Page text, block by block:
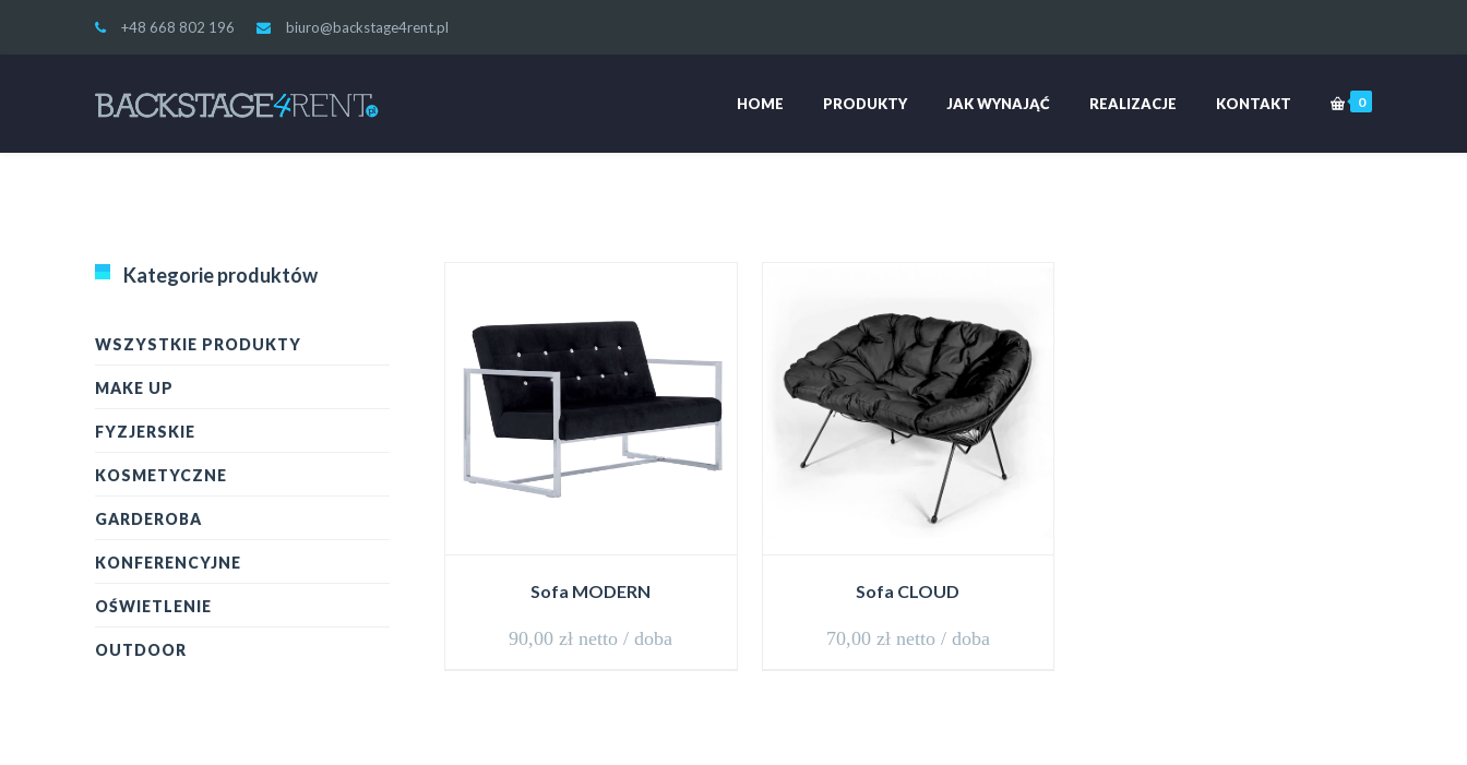
+48 668 802 196 biuro@backstage4rent.pl
0
HOME PRODUKTY JAK WYNAJĄĆ REALIZACJE KONTAKT
Sofa MODERN
90,00 zł netto / doba
Sofa CLOUD
70,00 zł netto / doba
Kategorie produktów
WSZYSTKIE PRODUKTY
MAKE UP
FYZJERSKIE
KOSMETYCZNE
GARDEROBA
KONFERENCYJNE
OŚWIETLENIE
OUTDOOR